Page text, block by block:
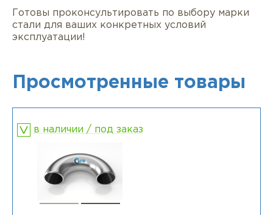
Готовы проконсультировать по выбору марки
стали для ваших конкретных условий
эксплуатации!
Просмотренные товары
в наличии / под заказ